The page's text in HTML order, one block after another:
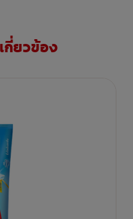
ยวข้อง